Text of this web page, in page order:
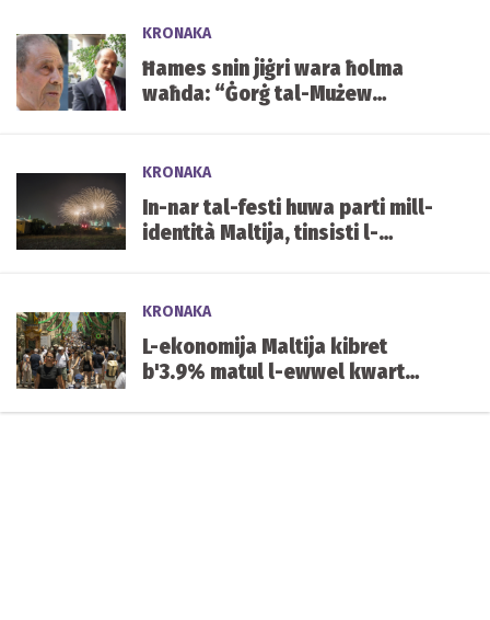
KRONAKA
Ħames snin jiġri wara ħolma
waħda: “Ġorġ tal-Mużew
KRONAKA
In-nar tal-festi huwa parti mill-
identità Maltija, tinsisti l-
KRONAKA
L-ekonomija Maltija kibret
b'3.9% matul l-ewwel kwart